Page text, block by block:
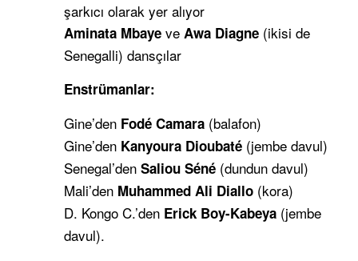
şarkıcı olarak yer alıyor
Aminata Mbaye ve Awa Diagne (ikisi de
Senegalli) dansçılar
Enstrümanlar:
Gine’den Fodé Camara (balafon)
Gine’den Kanyoura Dioubaté (jembe davul)
Senegal’den Saliou Séné (dundun davul)
Mali’den Muhammed Ali Diallo (kora)
D. Kongo C.’den Erick Boy-Kabeya (jembe
davul).